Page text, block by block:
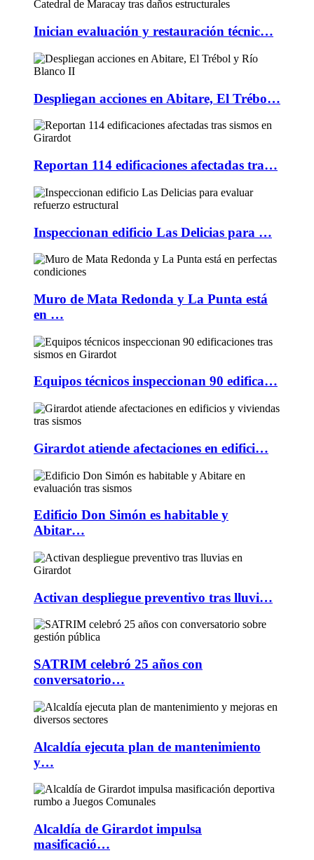
Inician evaluación y restauración técnic…
Despliegan acciones en Abitare, El Trébo…
Reportan 114 edificaciones afectadas tra…
Inspeccionan edificio Las Delicias para …
Muro de Mata Redonda y La Punta está
en …
Equipos técnicos inspeccionan 90 edifica…
Girardot atiende afectaciones en edifici…
Edificio Don Simón es habitable y
Abitar…
Activan despliegue preventivo tras lluvi…
SATRIM celebró 25 años con
conversatorio…
Alcaldía ejecuta plan de mantenimiento
y…
Alcaldía de Girardot impulsa
masificació…